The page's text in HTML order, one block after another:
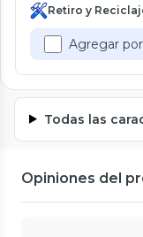
Retiro y
Agregar
Todas las
Opiniones del